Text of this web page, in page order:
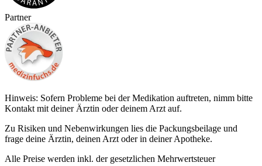
Partner
Hinweis: Sofern Probleme bei der Medikation auftreten, nimm bitte
Kontakt mit deiner Ärztin oder deinem Arzt auf.
Zu Risiken und Nebenwirkungen lies die Packungsbeilage und
frage deine Ärztin, deinen Arzt oder in deiner Apotheke.
Alle Preise werden inkl. der gesetzlichen Mehrwertsteuer